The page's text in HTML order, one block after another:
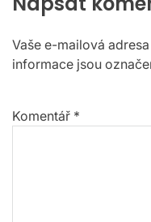
Vaše e-mailová
informace jsou
Komentář *